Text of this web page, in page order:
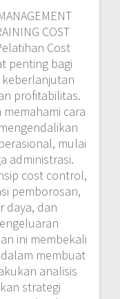
COST
Cost
penting bagi
profitabilitas.
cara
mulai
administrasi.
cost control,
pemborosan,
daya, dan
ini membekali
membuat
analisis
strategi